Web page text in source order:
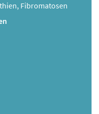
Fibromatosen